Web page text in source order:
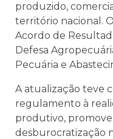
produzido,
território nacional.
Acordo de
Defesa
Pecuária e
A atualização teve
regulamento à
produtivo,
desburocratização